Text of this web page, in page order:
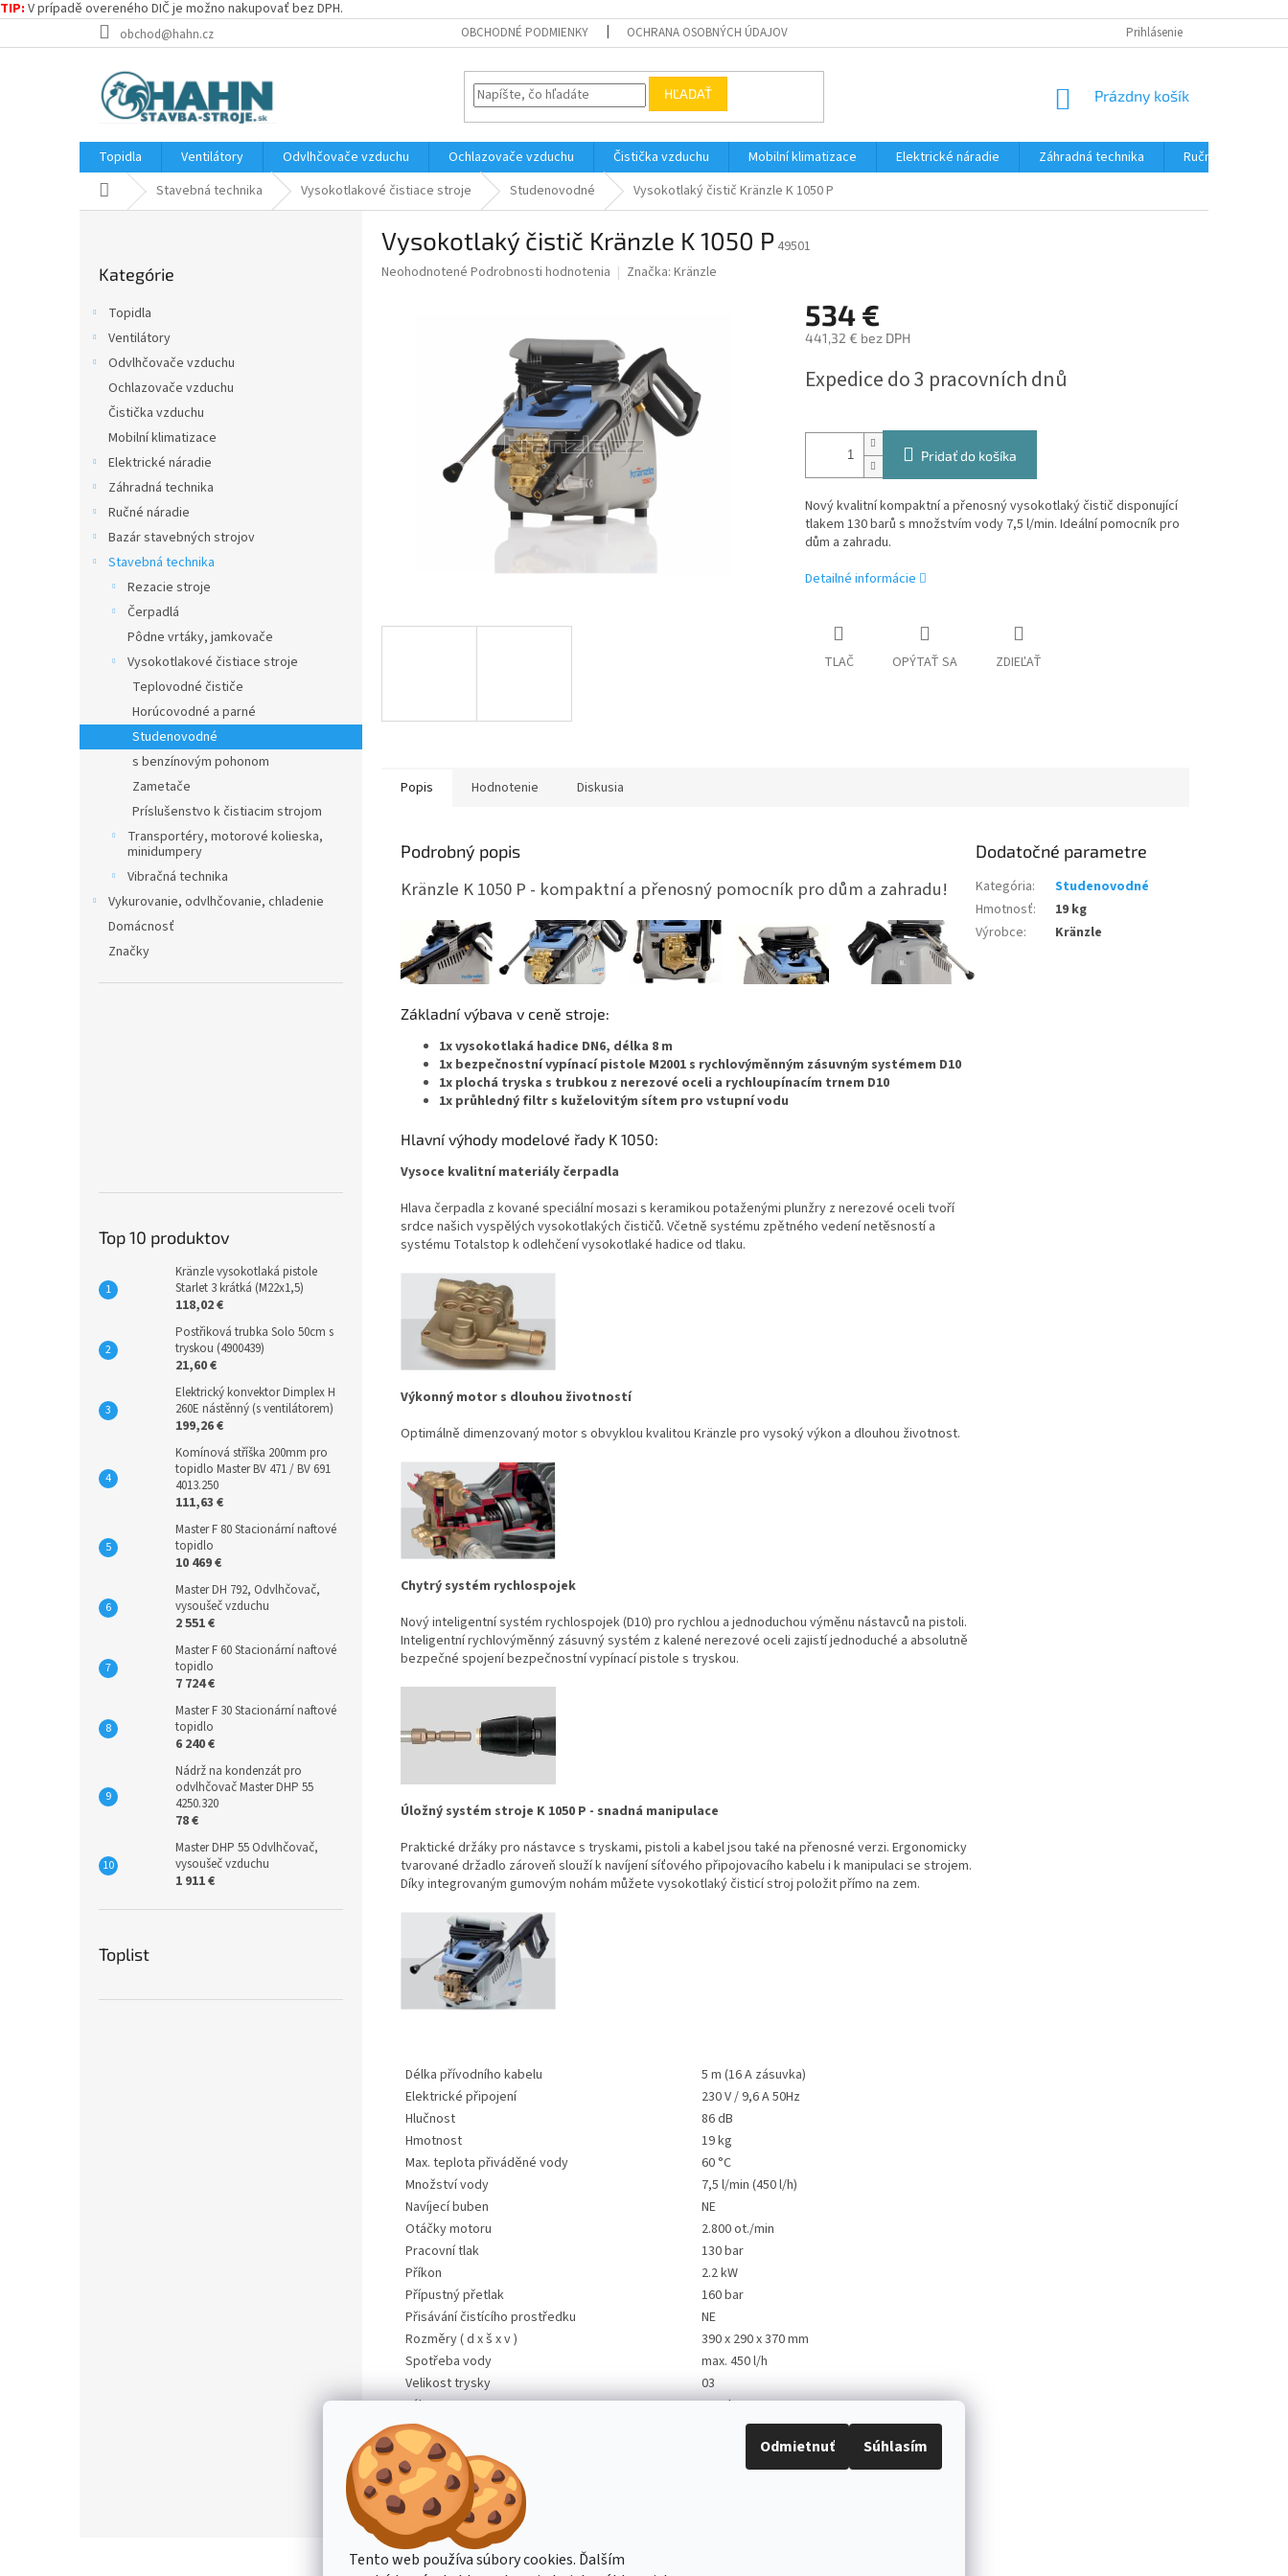
TIP: V prípadě overeného DIČ je možno nakupovať bez DPH.
Tento web používa súbory cookies. Ďalším
Odmietnuť Súhlasím
na
obchod@hahn.cz OBCHODNÉ PODMIENKY OCHRANA OSOBNÝCH ÚDAJOV Prihlásenie
HĽADAŤ
NÁKUPNÝ
Prázdny košík
Topidla Ventilátory Odvlhčovače vzduchu Ochlazovače vzduchu Čistička vzduchu Mobilní klimatizace Elektrické náradie Záhradná technika
Ručné náradie
DomovStavebná technika Vysokotlakové čistiace stroje Studenovodné Vysokotlaký čistič Kränzle K 1050 P
kategórie
Kategórie
Topidla
Ventilátory
Odvlhčovače vzduchu
Ochlazovače vzduchu
Čistička vzduchu
Mobilní klimatizace
Elektrické náradie
Záhradná technika
Ručné náradie
Bazár stavebných strojov
Stavebná technika
Rezacie stroje
Čerpadlá
Pôdne vrtáky, jamkovače
Vysokotlakové čistiace stroje
Teplovodné čističe
Horúcovodné a parné
Studenovodné
s benzínovým pohonom
Zametače
Príslušenstvo k čistiacim strojom
Transportéry, motorové kolieska,
minidumpery
Vibračná technika
Vykurovanie, odvlhčovanie, chladenie
Domácnosť
Značky
Top 10 produktov
Kränzle vysokotlaká pistole
Starlet 3 krátká (M22x1,5)
118,02 €
Postřiková trubka Solo 50cm s
tryskou (4900439)
21,60 €
Elektrický konvektor Dimplex H
260E nástěnný (s ventilátorem)
199,26 €
Komínová stříška 200mm pro
topidlo Master BV 471 / BV 691
4013.250
111,63 €
Master F 80 Stacionární naftové
topidlo
10 469 €
Master DH 792, Odvlhčovač,
vysoušeč vzduchu
2 551 €
Master F 60 Stacionární naftové
topidlo
7 724 €
Master F 30 Stacionární naftové
topidlo
6 240 €
Nádrž na kondenzát pro
odvlhčovač Master DHP 55
4250.320
78 €
Master DHP 55 Odvlhčovač,
vysoušeč vzduchu
1 911 €
Toplist
Vysokotlaký čistič Kränzle K 1050 P 49501
Priemerné
Neohodnotené Podrobnosti hodnotenia Značka: Kränzle
534 €
441,32 € bez DPH
cena:
Expedice do 3 pracovních dnů
Pridať do košíka
Nový kvalitní kompaktní a přenosný vysokotlaký čistič disponující
tlakem 130 barů s množstvím vody 7,5 l/min. Ideální pomocník pro
dům a zahradu.
Detailné informácie
TLAČ OPÝTAŤ SA ZDIEĽAŤ
Popis Hodnotenie Diskusia
Podrobný popis
Kränzle K 1050 P - kompaktní a přenosný pomocník pro dům a zahradu!
Základní výbava v ceně stroje:
1x vysokotlaká hadice DN6, délka 8 m
1x bezpečnostní vypínací pistole M2001 s rychlovýměnným zásuvným systémem D10
1x plochá tryska s trubkou z nerezové oceli a rychloupínacím trnem D10
1x průhledný filtr s kuželovitým sítem pro vstupní vodu
Hlavní výhody modelové řady K 1050:
Vysoce kvalitní materiály čerpadla
Hlava čerpadla z kované speciální mosazi s keramikou potaženými plunžry z nerezové oceli tvoří
srdce našich vyspělých vysokotlakých čističů. Včetně systému zpětného vedení netěsností a
systému Totalstop k odlehčení vysokotlaké hadice od tlaku.
Výkonný motor s dlouhou životností
Optimálně dimenzovaný motor s obvyklou kvalitou Kränzle pro vysoký výkon a dlouhou životnost.
Chytrý systém rychlospojek
Nový inteligentní systém rychlospojek (D10) pro rychlou a jednoduchou výměnu nástavců na pistoli.
Inteligentní rychlovýměnný zásuvný systém z kalené nerezové oceli zajistí jednoduché a absolutně
bezpečné spojení bezpečnostní vypínací pistole s tryskou.
Úložný systém stroje K 1050 P - snadná manipulace
Praktické držáky pro nástavce s tryskami, pistoli a kabel jsou také na přenosné verzi. Ergonomicky
tvarované držadlo zároveň slouží k navíjení síťového připojovacího kabelu i k manipulaci se strojem.
Díky integrovaným gumovým nohám můžete vysokotlaký čisticí stroj položit přímo na zem.
Délka přívodního kabelu
5 m (16 A zásuvka)
Elektrické připojení
230 V / 9,6 A 50Hz
Hlučnost
86 dB
Hmotnost
19 kg
Max. teplota přiváděné vody
60 °C
Množství vody
7,5 l/min (450 l/h)
Navíjecí buben
NE
Otáčky motoru
2.800 ot./min
Pracovní tlak
130 bar
Příkon
2.2 kW
Přípustný přetlak
160 bar
Přisávání čistícího prostředku
NE
Rozměry ( d x š x v )
390 x 290 x 370 mm
Spotřeba vody
max. 450 l/h
Velikost trysky
03
Výkon
1,65 kW
Vysokotlaká hadice z ocelové tkaniny
Zařízení Total-Stop
Zejména vhodné jako
přenosný vysokotlaký čisticí stroj
Dodatočné parametre
Kategória:
Studenovodné
Hmotnosť:
19 kg
Výrobce: Kränzle